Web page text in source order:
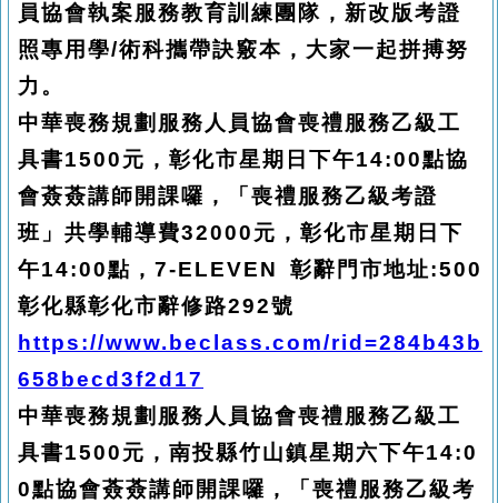
員協會執案服務教育訓練團隊，新改版考證
照專用學/術科攜帶訣竅本，大家一起拼搏努
力。
中華喪務規劃服務人員協會喪禮服務乙級工
具書1500元，彰化市星期日下午14:00點協
會薟薟講師開課囉，「喪禮服務乙級考證
班」共學輔導費32000元，彰化市星期日下
午14:00點，7-ELEVEN 彰辭門市地址:500
彰化縣彰化市辭修路292號
https://www.beclass.com/rid=284b43b
658becd3f2d17
中華喪務規劃服務人員協會喪禮服務乙級工
具書1500元，南投縣竹山鎮星期六下午14:0
0點協會薟薟講師開課囉，「喪禮服務乙級考